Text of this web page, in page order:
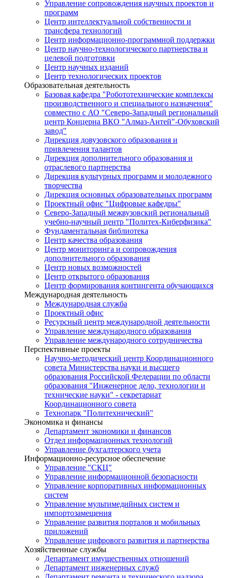
Управление сопровождения научных проектов и
программ
Центр интеллектуальной собственности и
трансфера технологий
Центр информационно-программной поддержки
Центр научно-технологического партнерства и
целевой подготовки
Центр научных изданий
Центр технологических проектов
Образовательная деятельность
Базовая кафедра "Робототехнические комплексы
производственного и специального назначения"
совместно с АО "Северо-Западный региональный
центр Концерна ВКО "Алмаз-Антей"-Обуховский
завод"
Дирекция довузовского образования и
привлечения талантов
Дирекция дополнительного образования и
отраслевого партнерства
Дирекция культурных программ и молодежного
творчества
Дирекция основных образовательных программ
Проектный офис "Цифровые кафедры"
Северо-Западный межвузовский региональный
учебно-научный центр "Политех-Киберфизика"
Фундаментальная библиотека
Центр качества образования
Центр мониторинга и сопровождения
дополнительного образования
Центр новых возможностей
Центр открытого образования
Центр формирования контингента обучающихся
Международная деятельность
Международная служба
Проектный офис
Ресурсный центр международной деятельности
Управление международного образования
Управление международного сотрудничества
Перспективные проекты
Научно-методический центр Координационного
совета Министерства науки и высшего
образования Российской Федерации по области
образования "Инженерное дело, технологии и
технические науки" - секретариат
Координационного совета
Технопарк "Политехнический"
Экономика и финансы
Департамент экономики и финансов
Отдел информационных технологий
Управление бухгалтерского учета
Информационно-ресурсное обеспечение
Управление "СКЦ"
Управление информационной безопасности
Управление корпоративных информационных
систем
Управление мультимедийных систем и
импортозамещения
Управление развития порталов и мобильных
приложений
Управление цифрового развития и партнерства
Хозяйственные службы
Департамент имущественных отношений
Департамент инженерных служб